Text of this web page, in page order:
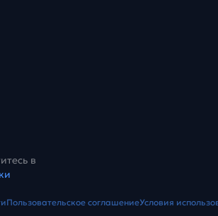
в
Пользовательское соглашениеУсловия